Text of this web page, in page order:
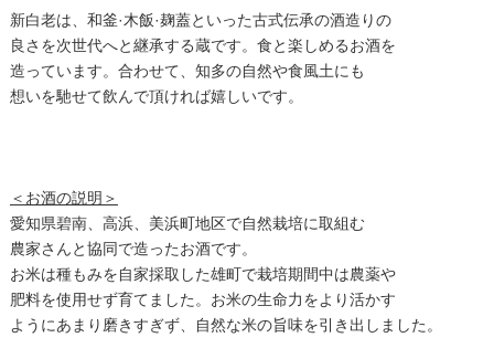
新白老は、和釜·木飯·麹蓋といった古式伝承の酒造りの
良さを次世代へと継承する蔵です。食と楽しめるお酒を
造っています。合わせて、知多の自然や食風土にも
想いを馳せて飲んで頂ければ嬉しいです。
＜お酒の説明＞
愛知県碧南、高浜、美浜町地区で自然栽培に取組む
農家さんと協同で造ったお酒です。
お米は種もみを自家採取した雄町で栽培期間中は農薬や
肥料を使用せず育てました。お米の生命力をより活かす
ようにあまり磨きすぎず、自然な米の旨味を引き出しました。